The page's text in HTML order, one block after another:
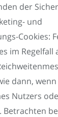
der
und
Cookies:
im Regelfall
dann,
Nutzers
Betrachten